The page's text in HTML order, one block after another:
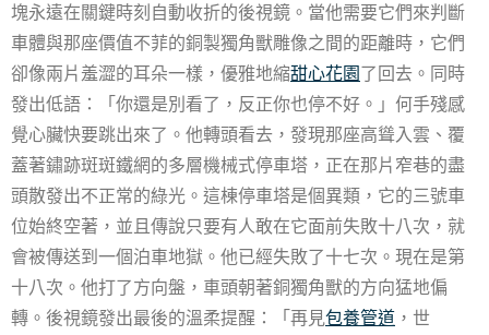
塊永遠在關鍵時刻自動收折的後視鏡。當他需要它們來判斷
車體與那座價值不菲的銅製獨角獸雕像之間的距離時，它們
卻像兩片羞澀的耳朵一樣，優雅地縮甜心花園了回去。同時
發出低語：「你還是別看了，反正你也停不好。」何手殘感
覺心臟快要跳出來了。他轉頭看去，發現那座高聳入雲、覆
蓋著鏽跡斑斑鐵網的多層機械式停車塔，正在那片窄巷的盡
頭散發出不正常的綠光。這棟停車塔是個異類，它的三號車
位始終空著，並且傳說只要有人敢在它面前失敗十八次，就
會被傳送到一個泊車地獄。他已經失敗了十七次。現在是第
十八次。他打了方向盤，車頭朝著銅獨角獸的方向猛地偏
轉。後視鏡發出最後的溫柔提醒：「再見包養管道 ，世